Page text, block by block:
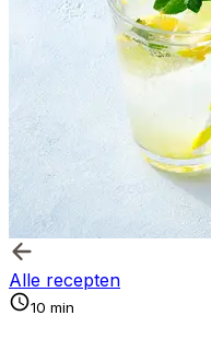
Alle recepten
10 min